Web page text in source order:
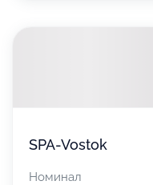
SPA-Vostok
Номинал